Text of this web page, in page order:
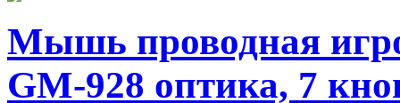
Мышь проводная
GM-928 оптика, 7